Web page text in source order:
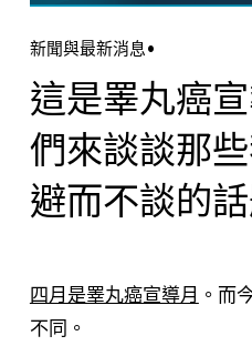
新聞與最新消息
這是睪丸癌
們來談談那
避而不談的話
四月是睪丸癌宣導月 。而
不同 。